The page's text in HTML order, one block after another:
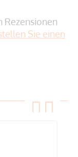
Rezensionen
Sie einen